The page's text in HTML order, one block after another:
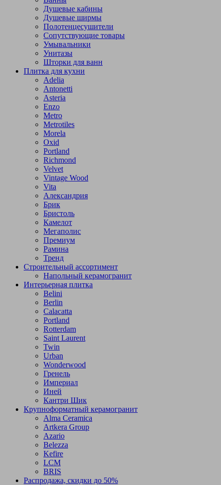
Душевые кабины
Душевые ширмы
Полотенцесушители
Сопутствующие товары
Умывальники
Унитазы
Шторки для ванн
Плитка для кухни
Adelia
Antonetti
Asteria
Enzo
Metro
Metrotiles
Morela
Oxid
Portland
Richmond
Velvet
Vintage Wood
Vita
Александрия
Брик
Бристоль
Камелот
Мегаполис
Премиум
Рамина
Тренд
Строительный ассортимент
Напольный керамогранит
Интерьерная плитка
Belini
Berlin
Calacatta
Portland
Rotterdam
Saint Laurent
Twin
Urban
Wonderwood
Гренель
Империал
Иней
Кантри Шик
Крупноформатный керамогранит
Alma Ceramica
Artkera Group
Azario
Belezza
Kefire
LCM
BRIS
Распродажа, скидки до 50%